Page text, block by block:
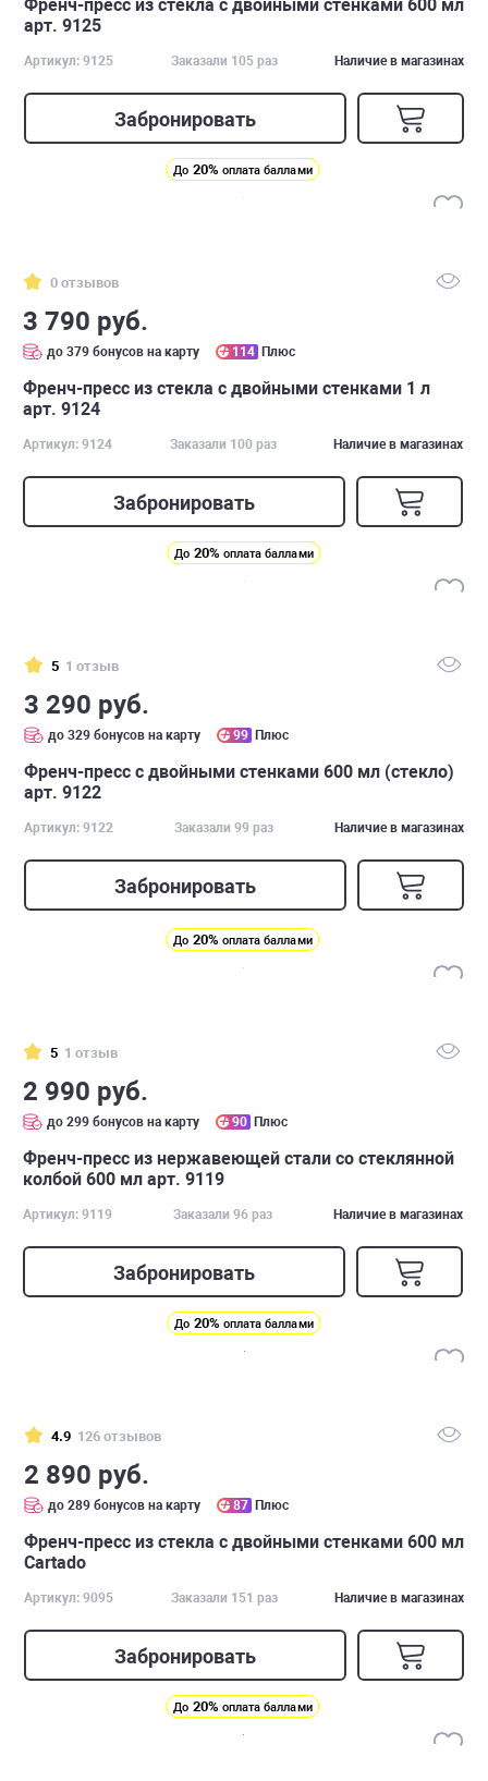
Френч-пресс из стекла с двойными стенками 600 мл
арт. 9125
Артикул: 9125 Заказали 105 раз Наличие в магазинах
Забронировать
До 20% оплата баллами
0 отзывов
3 790 руб.
до 379 бонусов на карту 114 Плюс
Френч-пресс из стекла с двойными стенками 1 л
арт. 9124
Артикул: 9124 Заказали 100 раз Наличие в магазинах
Забронировать
До 20% оплата баллами
5 1 отзыв
3 290 руб.
до 329 бонусов на карту 99 Плюс
Френч-пресс с двойными стенками 600 мл (стекло)
арт. 9122
Артикул: 9122 Заказали 99 раз Наличие в магазинах
Забронировать
До 20% оплата баллами
5 1 отзыв
2 990 руб.
до 299 бонусов на карту 90 Плюс
Френч-пресс из нержавеющей стали со стеклянной
колбой 600 мл арт. 9119
Артикул: 9119 Заказали 96 раз Наличие в магазинах
Забронировать
До 20% оплата баллами
4.9 126 отзывов
2 890 руб.
до 289 бонусов на карту 87 Плюс
Френч-пресс из стекла с двойными стенками 600 мл
Cartado
Артикул: 9095 Заказали 151 раз Наличие в магазинах
Забронировать
До 20% оплата баллами